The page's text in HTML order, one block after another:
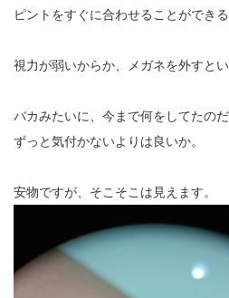
ピントをすぐに合わせることができる
視力が弱いからか、メガネを外すと
バカみたいに、今まで何をしてたの
ずっと気付かないよりは良いか。
安物ですが、そこそこは見えます。